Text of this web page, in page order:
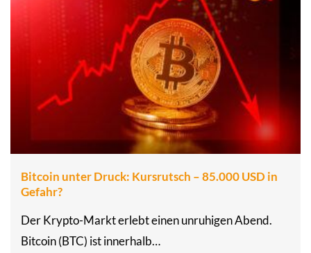
Bitcoin unter Druck: Kursrutsch – 85.000 USD in
Gefahr?
Der Krypto-Markt erlebt einen unruhigen Abend.
Bitcoin (BTC) ist innerhalb…